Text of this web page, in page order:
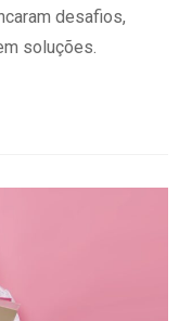
desafios,
soluções.